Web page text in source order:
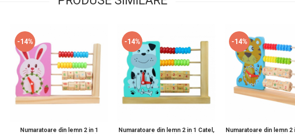
-14%
Numaratoare din lemn 2 in 1
-14%
Numaratoare din lemn 2 in 1 Catel,
-14%
Numaratoare din lemn 2